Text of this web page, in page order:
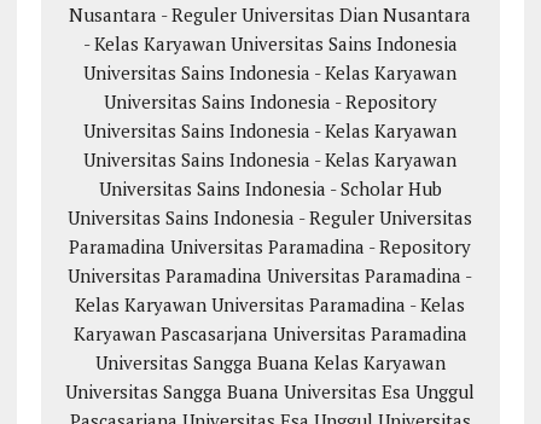
Nusantara - Reguler Universitas Dian Nusantara
- Kelas Karyawan Universitas Sains Indonesia
Universitas Sains Indonesia - Kelas Karyawan
Universitas Sains Indonesia - Repository
Universitas Sains Indonesia - Kelas Karyawan
Universitas Sains Indonesia - Kelas Karyawan
Universitas Sains Indonesia - Scholar Hub
Universitas Sains Indonesia - Reguler Universitas
Paramadina Universitas Paramadina - Repository
Universitas Paramadina Universitas Paramadina -
Kelas Karyawan Universitas Paramadina - Kelas
Karyawan Pascasarjana Universitas Paramadina
Universitas Sangga Buana Kelas Karyawan
Universitas Sangga Buana Universitas Esa Unggul